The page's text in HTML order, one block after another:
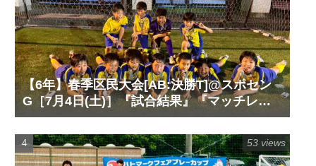
【6年】春季区民大会[AB:決勝T]@スポセン
G［7月4日(土)］『試合結果』『マッチレポ
ート』『試合動画』
53 views